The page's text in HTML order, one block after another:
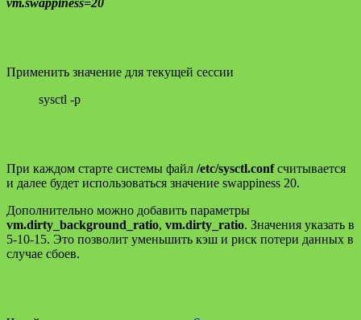
Применить значение для текущей сессии
sysctl -p
При каждом старте системы файл /etc/sysctl.confсчитывается
и далее будет использоваться значение swappiness 20.
Дополнительно можно добавить параметры
vm.dirty_background_ratio, vm.dirty_ratio. Значения указать в
5-10-15. Это позволит уменьшить кэш и риск потери данных в
случае сбоев.